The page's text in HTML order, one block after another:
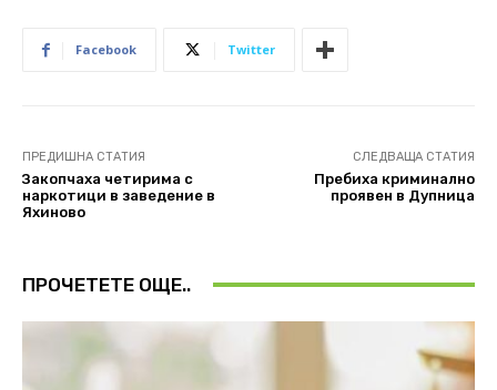
Facebook Twitter
ПРЕДИШНА СТАТИЯ
Закопчаха четирима с
наркотици в заведение в
Яхиново
СЛЕДВАЩА СТАТИЯ
Пребиха криминално
проявен в Дупница
ПРОЧЕТЕТЕ ОЩЕ..